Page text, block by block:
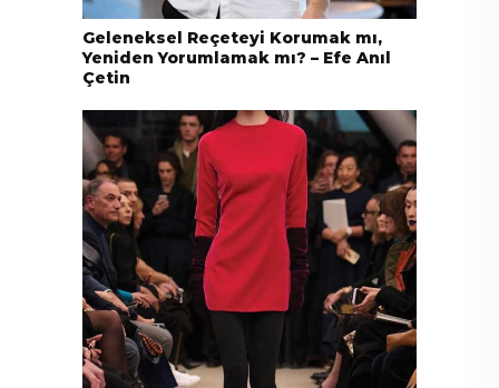
Geleneksel Reçeteyi Korumak mı,
Yeniden Yorumlamak mı? – Efe Anıl
Çetin